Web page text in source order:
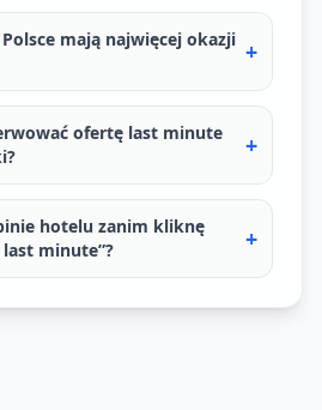
mają najwięcej okazji +
ofertę last minute
+
hotelu zanim kliknę
minute”?
+